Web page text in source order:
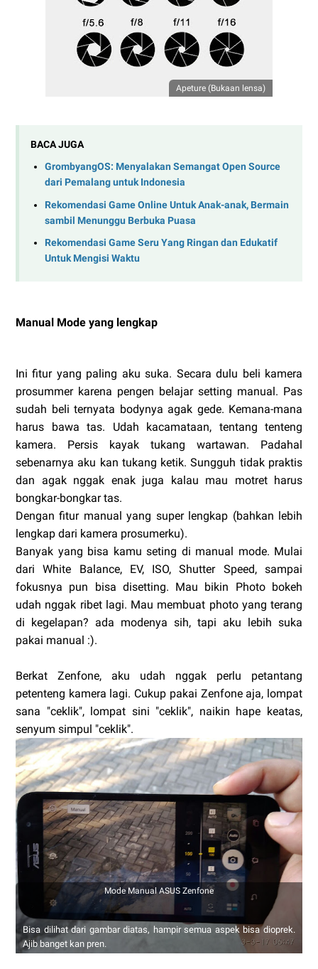
Apeture (Bukaan lensa)
BACA JUGA
GrombyangOS: Menyalakan Semangat Open Source
dari Pemalang untuk Indonesia
Rekomendasi Game Online Untuk Anak-anak, Bermain
sambil Menunggu Berbuka Puasa
Rekomendasi Game Seru Yang Ringan dan Edukatif
Untuk Mengisi Waktu
Manual Mode yang lengkap
Ini fitur yang paling aku suka. Secara dulu beli kamera
prosummer karena pengen belajar setting manual. Pas
sudah beli ternyata bodynya agak gede. Kemana-mana
harus bawa tas. Udah kacamataan, tentang tenteng
kamera. Persis kayak tukang wartawan. Padahal
sebenarnya aku kan tukang ketik. Sungguh tidak praktis
dan agak nggak enak juga kalau mau motret harus
bongkar-bongkar tas.
Dengan fitur manual yang super lengkap (bahkan lebih
lengkap dari kamera prosumerku).
Banyak yang bisa kamu seting di manual mode. Mulai
dari White Balance, EV, ISO, Shutter Speed, sampai
fokusnya pun bisa disetting. Mau bikin Photo bokeh
udah nggak ribet lagi. Mau membuat photo yang terang
di kegelapan? ada modenya sih, tapi aku lebih suka
pakai manual :).
Berkat Zenfone, aku udah nggak perlu petantang
petenteng kamera lagi. Cukup pakai Zenfone aja, lompat
sana "ceklik", lompat sini "ceklik", naikin hape keatas,
senyum simpul "ceklik".
Mode Manual ASUS Zenfone
Bisa dilihat dari gambar diatas, hampir semua aspek bisa dioprek.
Ajib banget kan pren.